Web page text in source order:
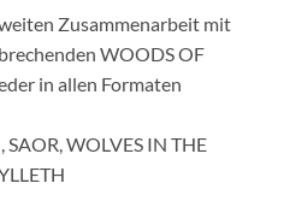
Zusammenarbeit mit
WOODS OF
in allen Formaten
WOLVES IN THE